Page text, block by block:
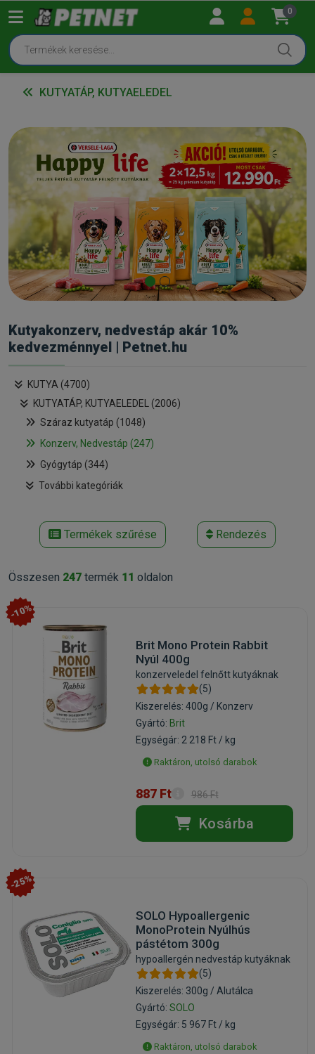
0
KUTYATÁP, KUTYAELEDEL
Kutyakonzerv, nedvestáp akár 10%
kedvezménnyel | Petnet.hu
KUTYA (4700)
KUTYATÁP, KUTYAELEDEL (2006)
Száraz kutyatáp (1048)
Konzerv, Nedvestáp (247)
Gyógytáp (344)
További kategóriák
Termékek szűrése Rendezés
Összesen 247 termék 11 oldalon
-10%
Brit Mono Protein Rabbit
Nyúl 400g
konzerveledel felnőtt kutyáknak
(5)
Kiszerelés: 400g / Konzerv
Gyártó: Brit
Egységár: 2 218 Ft / kg
Raktáron, utolsó darabok
887 Ft 986 Ft
Kosárba
-25%
SOLO Hypoallergenic
MonoProtein Nyúlhús
pástétom 300g
hypoallergén nedvestáp kutyáknak
(5)
Kiszerelés: 300g / Alutálca
Gyártó: SOLO
Egységár: 5 967 Ft / kg
Raktáron, utolsó darabok